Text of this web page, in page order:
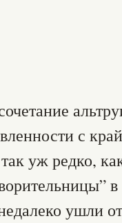
с
уж редко,
ушли